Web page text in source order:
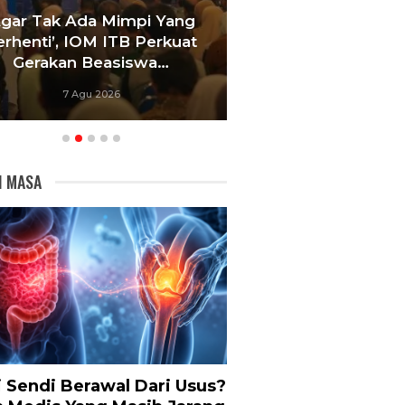
Tak Ada Mimpi Yang
IOM ITB Perkuat
Gerakan Beasiswa…
7 Agu 2026
MASA
Sendi Berawal Dari Usus?